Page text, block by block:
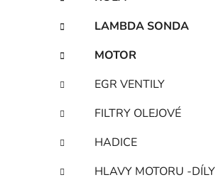
LAMBDA SONDA
MOTOR
EGR VENTILY
FILTRY OLEJOVÉ
HADICE
HLAVY MOTORU -DÍLY